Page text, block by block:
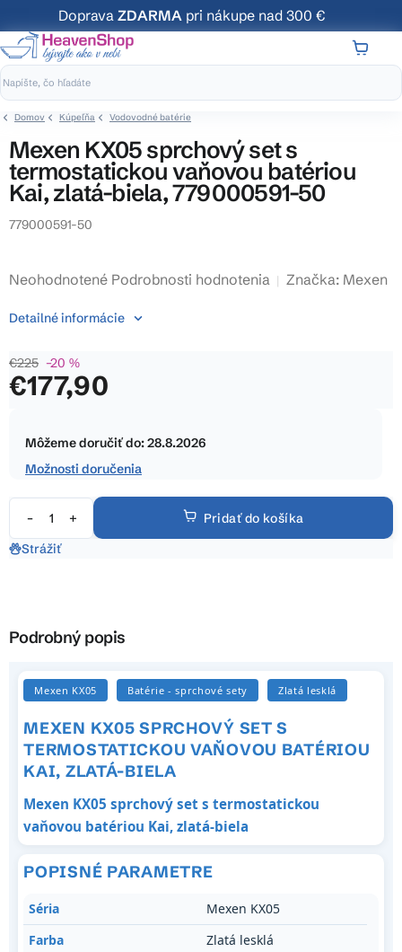
na
obsah
Doprava ZDARMA pri nákupe nad 300 €
Domov Kúpeľňa Vodovodné batérie
Mexen KX05 sprchový set s
termostatickou vaňovou batériou
Kai, zlatá-biela, 779000591-50
779000591-50
Priemerné
produktu
0,0
z
Neohodnotené Podrobnosti hodnotenia Značka: Mexen
€225 –20 %
€177,90
cena:
Môžeme doručiť do:28.8.2026
Možnosti doručenia
Pridať do košíka
Detailné informácie
Strážiť
Podrobný popis
Mexen KX05 Batérie - sprchové sety Zlatá lesklá
MEXEN KX05 SPRCHOVÝ SET S
TERMOSTATICKOU VAŇOVOU BATÉRIOU
KAI, ZLATÁ-BIELA
Mexen KX05 sprchový set s termostatickou
vaňovou batériou Kai, zlatá-biela
POPISNÉ PARAMETRE
Séria
Mexen KX05
Farba
Zlatá lesklá